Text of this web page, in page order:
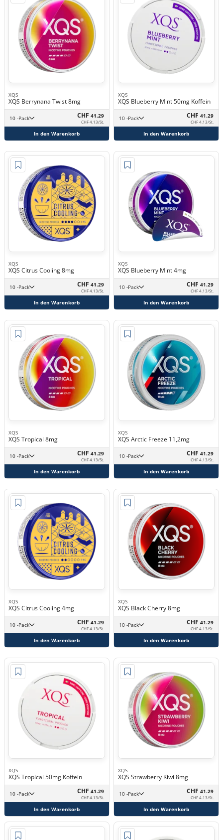
XQS
XQS Berrynana Twist 8mg
10 -Pack CHF 41.29
CHF 4.13/St.
In den Warenkorb
XQS
XQS Blueberry Mint 50mg Koffein
10 -Pack CHF 41.29
CHF 4.13/St.
In den Warenkorb
XQS
XQS Citrus Cooling 8mg
10 -Pack CHF 41.29
CHF 4.13/St.
In den Warenkorb
XQS
XQS Blueberry Mint 4mg
10 -Pack CHF 41.29
CHF 4.13/St.
In den Warenkorb
XQS
XQS Tropical 8mg
10 -Pack CHF 41.29
CHF 4.13/St.
In den Warenkorb
XQS
XQS Arctic Freeze 11,2mg
10 -Pack CHF 41.29
CHF 4.13/St.
In den Warenkorb
XQS
XQS Citrus Cooling 4mg
10 -Pack CHF 41.29
CHF 4.13/St.
In den Warenkorb
XQS
XQS Black Cherry 8mg
10 -Pack CHF 41.29
CHF 4.13/St.
In den Warenkorb
XQS
XQS Tropical 50mg Koffein
10 -Pack CHF 41.29
CHF 4.13/St.
In den Warenkorb
XQS
XQS Strawberry Kiwi 8mg
10 -Pack CHF 41.29
CHF 4.13/St.
In den Warenkorb